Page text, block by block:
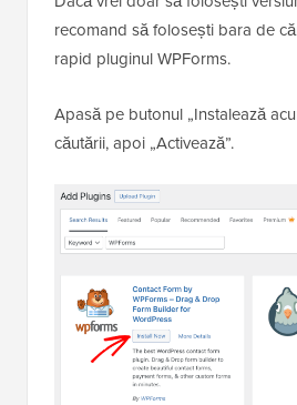
recomand să folosești bara de
rapid pluginul WPForms.
Apasă pe butonul „Instalează
căutării, apoi „Activează”.